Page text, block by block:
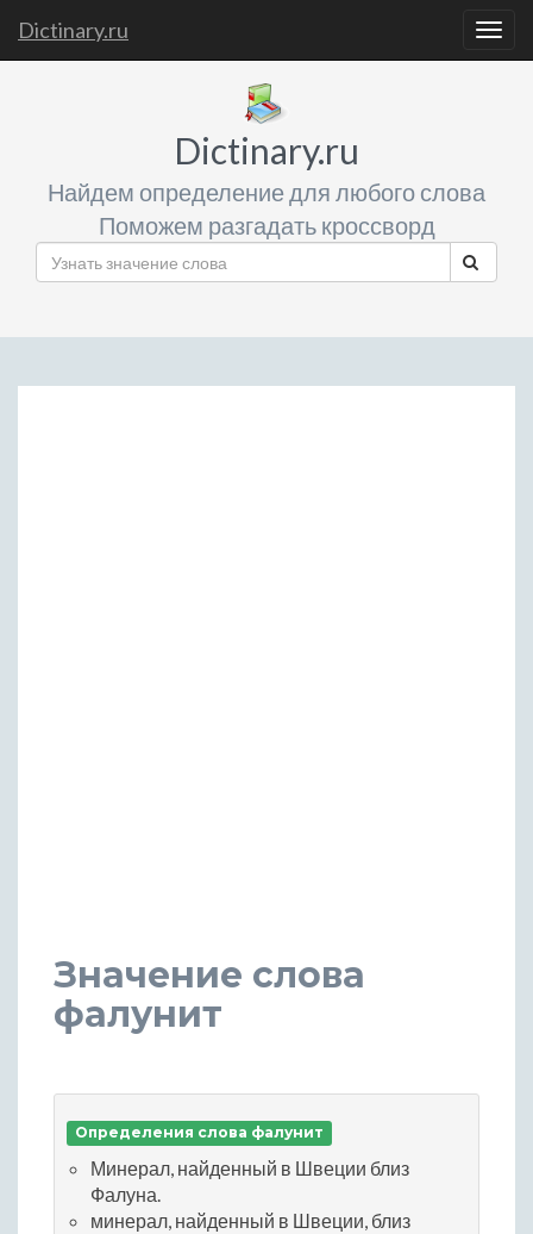
Dictinary.ru
Dictinary.ru
Найдем определение для любого слова
Поможем разгадать кроссворд
Значение слова
фалунит
Определения слова фалунит
Минерал, найденный в Швеции близ
Фалуна.
минерал, найденный в Швеции, близ